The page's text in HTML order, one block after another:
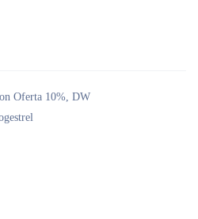
Oferta 10% DW